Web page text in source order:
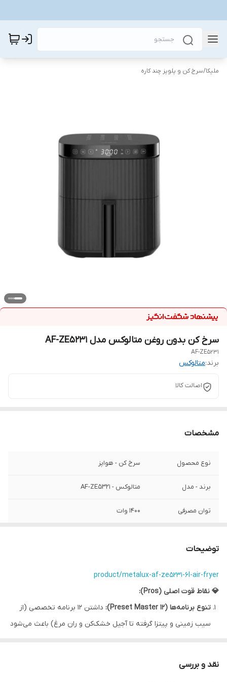
ملیکا/سرخ کن و پلوپز چند کاره
سرخ کن بدون روغن متالوکس مدل AF-ZE5231
AF-ZE5231
برند:متالوکس
اصالت کالا
مشخصات
نوع محصول سرخ کن - هواپز
برند - مدل متالوکس - AF-ZE5321
توان مصرفی 1400 وات
تکنولوژی پخت ترکیبی - گردش هوای 360 درجه
امکانات ویژه کاهش مصرف 90 درصدی روغن
توضیحات
product/metalux-af-ze5231-6l-air-fryer
💎 نقاط قوت اصلی (Pros):
تنوع برنامه‌ها (12 Preset Master):
داشتن 12 برنامه تخصصی (از
سیب زمینی و پیتزا گرفته تا آجیل خشک‌کن و ران مرغ) باعث می‌شود
سرعت و کارایی (1400W Power):
نقد و بررسی